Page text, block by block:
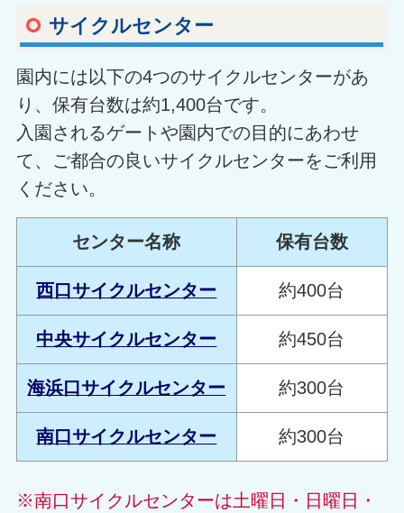
サイクルセンター
園内には以下の4つのサイクルセンターがあ
り、保有台数は約1,400台です。
入園されるゲートや園内での目的にあわせ
て、ご都合の良いサイクルセンターをご利用
ください。
センター名称 保有台数
西口サイクルセンター 約400台
中央サイクルセンター 約450台
海浜口サイクルセンター 約300台
南口サイクルセンター 約300台
※南口サイクルセンターは土曜日・日曜日・